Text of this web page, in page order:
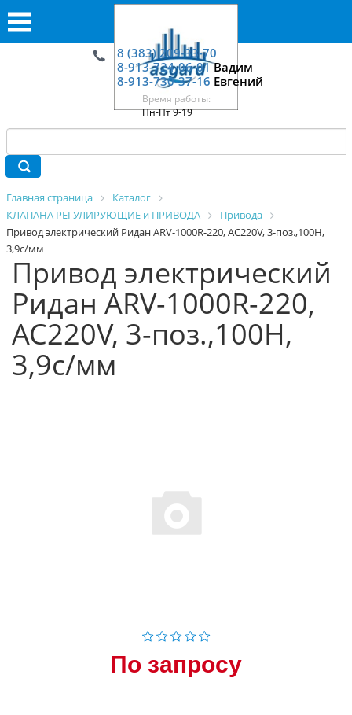
8 (383) 209-33-70
8-913-724-06-01Вадим
8-913-730-37-16 Евгений
Время работы:
Пн-Пт 9-19
Главная страница
Каталог
КЛАПАНА РЕГУЛИРУЮЩИЕ и ПРИВОДА
Привода
Привод электрический Ридан ARV-1000R-220, AC220V, 3-поз.,100H,
3,9с/мм
Привод электрический
Ридан ARV-1000R-220,
AC220V, 3-поз.,100H,
3,9с/мм
По запросу